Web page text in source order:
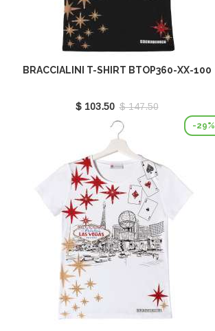
BRACCIALINI T-SHIRT BTOP360-XX-100
$ 103.50 $ 147.50
-29%